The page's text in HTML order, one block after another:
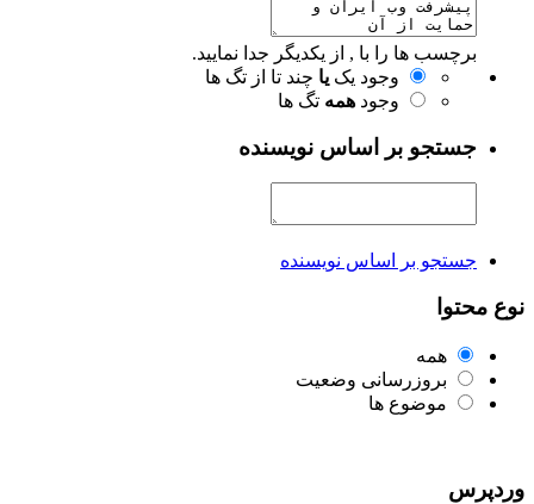
برچسب ها را با , از یکدیگر جدا نمایید.
وجود یک یا چند تا از تگ ها
وجود همه تگ ها
جستجو بر اساس نویسنده
جستجو بر اساس نویسنده
نوع محتوا
همه
بروزرسانی وضعیت
موضوع ها
وردپرس